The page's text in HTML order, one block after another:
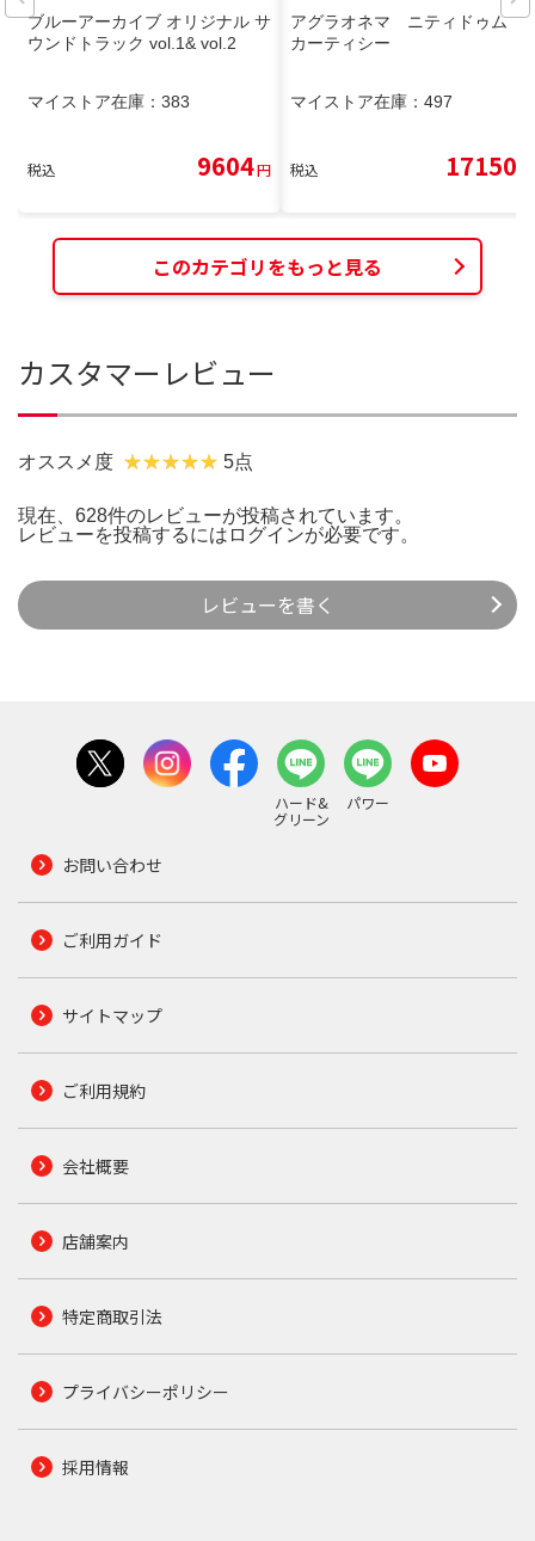
ブルーアーカイブ オリジナル サ
ウンドトラック vol.1& vol.2
マイストア在庫： 383
税込 9604円
アグラオネマ ニティドゥム
カーティシー
マイストア在庫： 497
税込 17150
このカテゴリをもっと見る
カスタマーレビュー
オススメ度 5点
現在、628件のレビューが投稿されています。
レビューを投稿するには ログインが必要です。
レビューを書く
ハード&
グリーン
パワー
お問い合わせ
ご利用ガイド
サイトマップ
ご利用規約
会社概要
店舗案内
特定商取引法
プライバシーポリシー
採用情報